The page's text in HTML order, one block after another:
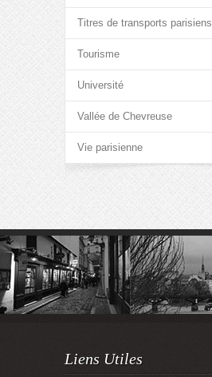
Titres de transports parisiens
Tourisme
Université
Vallée de Chevreuse
Vie parisienne
Liens Utiles